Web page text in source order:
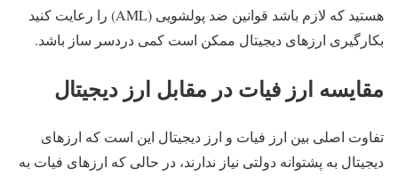
هستید که لازم باشد قوانین ضد پولشویی (AML) را رعایت کنید
بکارگیری ارزهای دیجیتال ممکن است کمی دردسر ساز باشد.
مقایسه ارز فیات در مقابل ارز دیجیتال
تفاوت اصلی بین ارز فیات و ارز دیجیتال این است که ارزهای
دیجیتال به پشتوانه دولتی نیاز ندارند، در حالی که ارزهای فیات به